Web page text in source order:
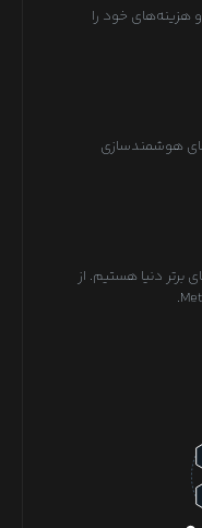
خود را
هوشمندسازی
دنیا هستیم. از